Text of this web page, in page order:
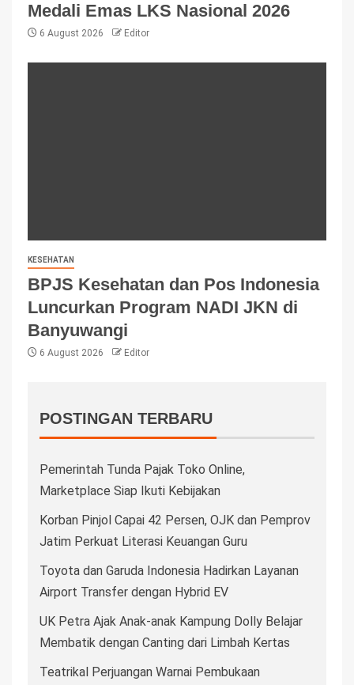
Medali Emas LKS Nasional 2026
6 August 2026 Editor
KESEHATAN
BPJS Kesehatan dan Pos Indonesia
Luncurkan Program NADI JKN di
Banyuwangi
6 August 2026 Editor
POSTINGAN TERBARU
Pemerintah Tunda Pajak Toko Online,
Marketplace Siap Ikuti Kebijakan
Korban Pinjol Capai 42 Persen, OJK dan Pemprov
Jatim Perkuat Literasi Keuangan Guru
Toyota dan Garuda Indonesia Hadirkan Layanan
Airport Transfer dengan Hybrid EV
UK Petra Ajak Anak-anak Kampung Dolly Belajar
Membatik dengan Canting dari Limbah Kertas
Teatrikal Perjuangan Warnai Pembukaan